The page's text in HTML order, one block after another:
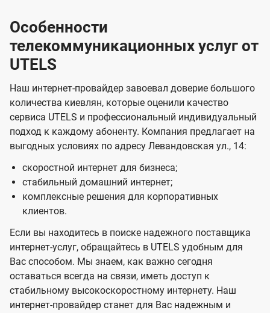
Особенности
телекоммуникационных услуг от
UTELS
Наш интернет-провайдер завоевал доверие большого
количества киевлян, которые оценили качество
сервиса UTELS и профессиональный индивидуальный
подход к каждому абоненту. Компания предлагает на
выгодных условиях по адресу Левандовская ул., 14:
скоростной интернет для бизнеса;
стабильный домашний интернет;
комплексные решения для корпоративных
клиентов.
Если вы находитесь в поиске надежного поставщика
интернет-услуг, обращайтесь в UTELS удобным для
Вас способом. Мы знаем, как важно сегодня
оставаться всегда на связи, иметь доступ к
стабильному высокоскоростному интернету. Наш
интернет-провайдер станет для Вас надежным и